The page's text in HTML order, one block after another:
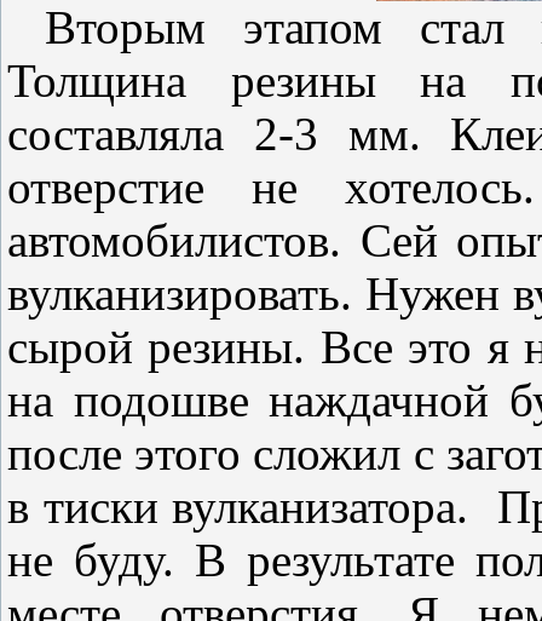
Вторым этапом стал
Толщина резины на
составляла 2-3 мм.
отверстие не
автомобилистов. Сей
вулканизировать. Нужен
сырой резины. Все это я
на подошве наждачной
после этого сложил с
в тиски вулканизатора.
не буду. В результате